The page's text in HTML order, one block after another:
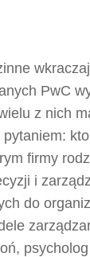
PwC
z nich
firmy
i
do